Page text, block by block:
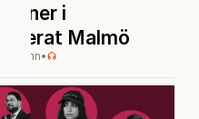
i
Malmö
•